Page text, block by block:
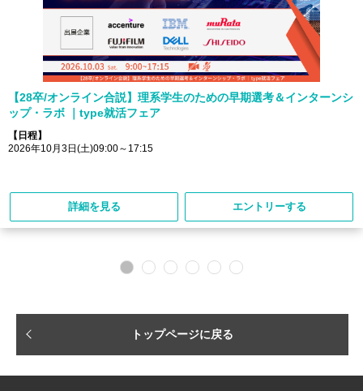
【28卒/オンライン合説】理系学生のための早期選考＆インターンシ
ップ・ラボ ｜type就活フェア
【日程】
2026年10月3日(土)09:00～17:15
詳細を見る エントリーする
トップページに戻る